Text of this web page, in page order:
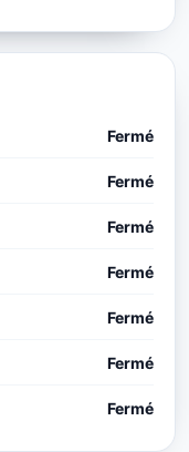
Fermé
Fermé
Fermé
Fermé
Fermé
Fermé
Fermé